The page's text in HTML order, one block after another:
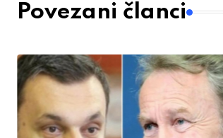
Povezani članci